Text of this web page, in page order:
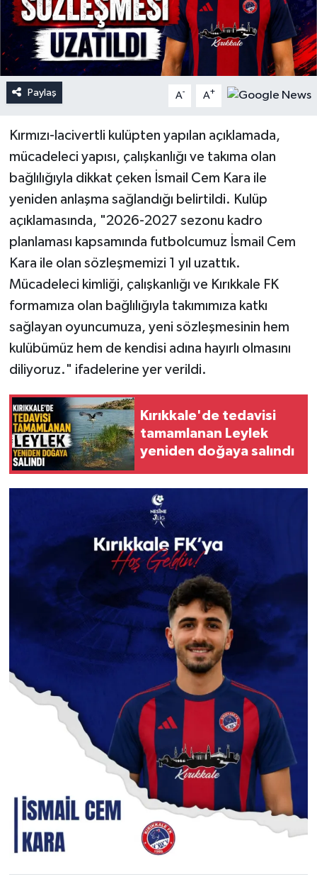
Paylaş A- A+
Kırmızı-lacivertli kulüpten yapılan açıklamada,
mücadeleci yapısı, çalışkanlığı ve takıma olan
bağlılığıyla dikkat çeken İsmail Cem Kara ile
yeniden anlaşma sağlandığı belirtildi. Kulüp
açıklamasında, "2026-2027 sezonu kadro
planlaması kapsamında futbolcumuz İsmail Cem
Kara ile olan sözleşmemizi 1 yıl uzattık.
Mücadeleci kimliği, çalışkanlığı ve Kırıkkale FK
formamıza olan bağlılığıyla takımımıza katkı
sağlayan oyuncumuza, yeni sözleşmesinin hem
kulübümüz hem de kendisi adına hayırlı olmasını
diliyoruz." ifadelerine yer verildi.
Kırıkkale'de tedavisi
tamamlanan Leylek
yeniden doğaya salındı